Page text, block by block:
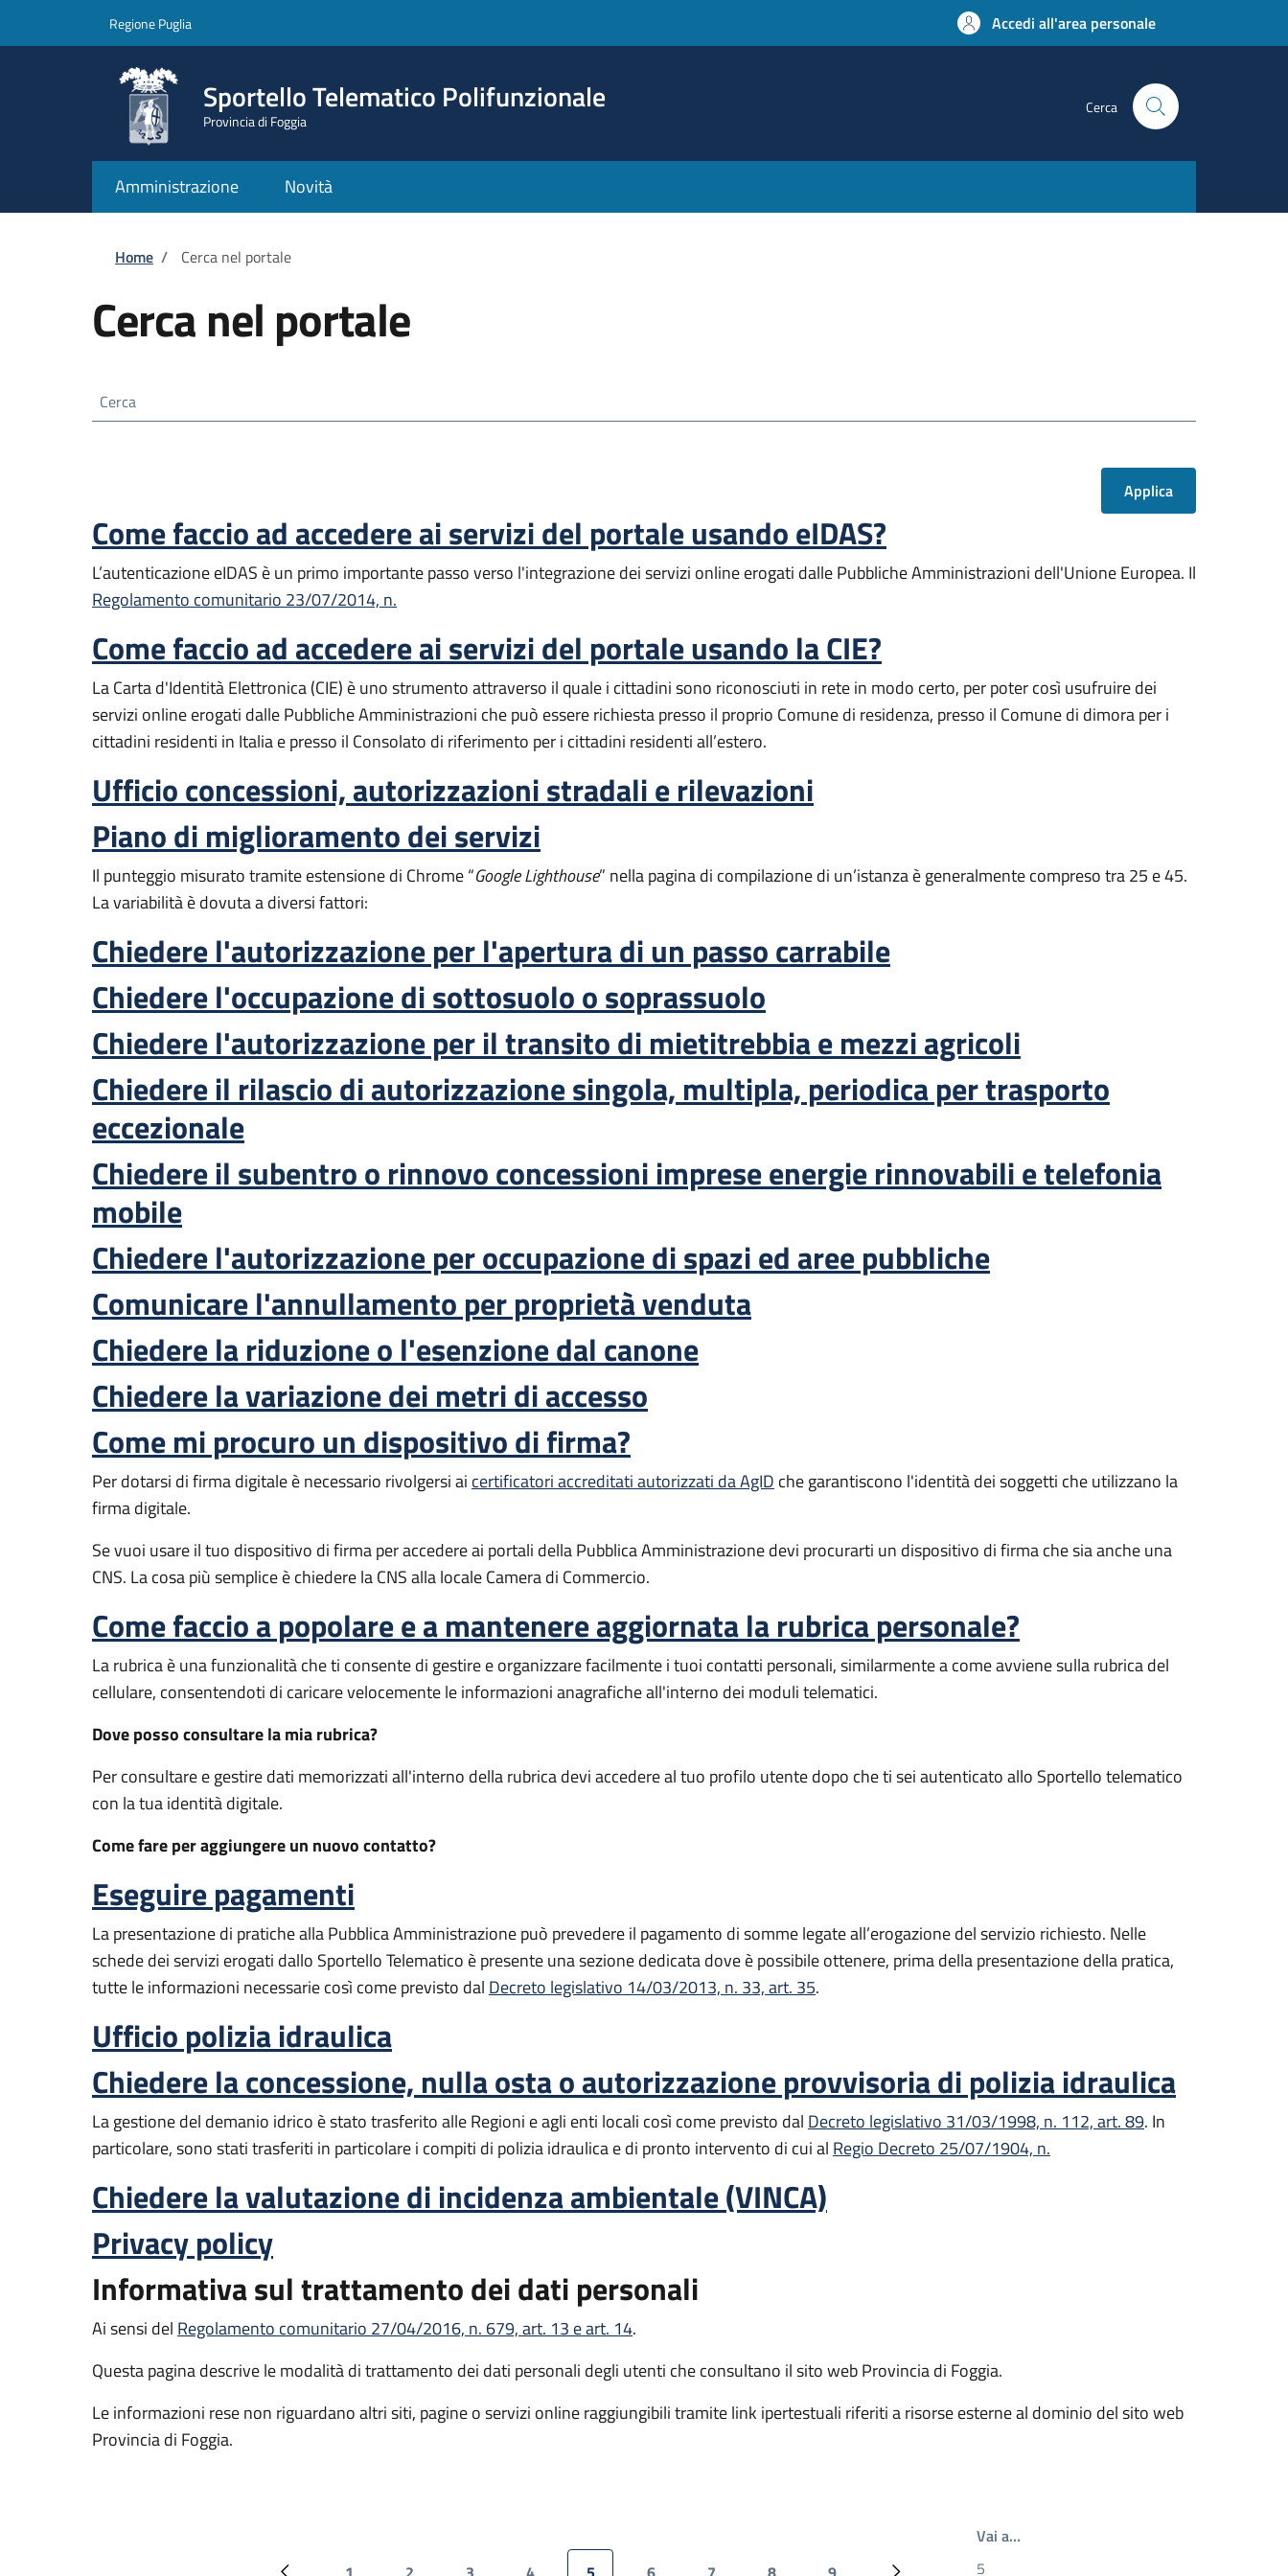
Regione Puglia Accedi all'area personale
Sportello Telematico Polifunzionale
Provincia di Foggia
Cerca
Amministrazione Novità
Briciole di pane
Home / Cerca nel portale
Cerca nel portale
Cerca
Come faccio ad accedere ai servizi del portale usando eIDAS?
L’autenticazione eIDAS è un primo importante passo verso l'integrazione dei servizi online erogati dalle Pubbliche Amministrazioni dell'Unione Europea. Il
Regolamento comunitario 23/07/2014, n.
Come faccio ad accedere ai servizi del portale usando la CIE?
La Carta d'Identità Elettronica (CIE) è uno strumento attraverso il quale i cittadini sono riconosciuti in rete in modo certo, per poter così usufruire dei
servizi online erogati dalle Pubbliche Amministrazioni che può essererichiesta presso il proprio Comune di residenza, presso il Comune di dimora per i
cittadini residenti in Italia e presso il Consolato di riferimento per i cittadini residenti all’estero.
Ufficio concessioni, autorizzazioni stradali e rilevazioni
Piano di miglioramento dei servizi
Il punteggio misurato tramite estensione di Chrome “Google Lighthouse” nella pagina di compilazione di un’istanza è generalmente compreso tra 25 e 45.
La variabilità è dovuta a diversi fattori:
Chiedere l'autorizzazione per l'apertura di un passo carrabile
Chiedere l'occupazione di sottosuolo o soprassuolo
Chiedere l'autorizzazione per il transito di mietitrebbia e mezzi agricoli
Chiedere il rilascio di autorizzazione singola, multipla, periodica per trasporto
eccezionale
Chiedere il subentro o rinnovo concessioni imprese energie rinnovabili e telefonia
mobile
Chiedere l'autorizzazione per occupazione di spazi ed aree pubbliche
Comunicare l'annullamento per proprietà venduta
Chiedere la riduzione o l'esenzione dal canone
Chiedere la variazione dei metri di accesso
Come mi procuro un dispositivo di firma?
Per dotarsi di firma digitale è necessario rivolgersi ai certificatori accreditati autorizzati da AgID che garantiscono l'identità dei soggetti che utilizzano la
firma digitale.
Se vuoi usare il tuo dispositivo di firma per accedere ai portali della Pubblica Amministrazione devi procurarti un dispositivo di firma che sia anche una
CNS. La cosa più semplice è chiedere la CNS alla locale Camera di Commercio.
Come faccio a popolare e a mantenere aggiornata la rubrica personale?
La rubrica è una funzionalità che ti consente di gestire e organizzare facilmente i tuoi contatti personali, similarmente a come avviene sulla rubrica del
cellulare, consentendoti di caricare velocemente le informazioni anagrafiche all'interno dei moduli telematici.
Dove posso consultare la mia rubrica?
Per consultare e gestire dati memorizzati all'interno della rubrica devi accedere al tuo profilo utente dopo che ti sei autenticato allo Sportello telematico
con la tua identità digitale.
Come fare per aggiungere un nuovo contatto?
Eseguire pagamenti
La presentazione di pratiche alla Pubblica Amministrazione può prevedere il pagamento di somme legate all’erogazione del servizio richiesto. Nelle
schede dei servizi erogati dallo Sportello Telematico è presente una sezione dedicata dove è possibile ottenere, prima della presentazione della pratica,
tutte le informazioni necessarie così come previsto dal Decreto legislativo 14/03/2013, n. 33, art. 35.
Ufficio polizia idraulica
Chiedere la concessione, nulla osta o autorizzazione provvisoria di polizia idraulica
La gestione del demanio idrico è stato trasferito alle Regioni e agli enti locali così come previsto dal Decreto legislativo 31/03/1998, n. 112, art. 89. In
particolare, sono stati trasferiti in particolare i compiti di polizia idraulica e di pronto intervento di cui al Regio Decreto 25/07/1904, n.
Chiedere la valutazione di incidenza ambientale (VINCA)
Privacy policy
Informativa sul trattamento dei dati personali
Ai sensi del Regolamento comunitario 27/04/2016, n. 679, art. 13 e art. 14.
Questa pagina descrive le modalità di trattamento dei dati personali degli utenti che consultano il sito web Provincia di Foggia.
Le informazioni rese non riguardano altri siti, pagine o servizi online raggiungibili tramite link ipertestuali riferiti a risorse esterne al dominio del sito web
Provincia di Foggia.
Vai a…